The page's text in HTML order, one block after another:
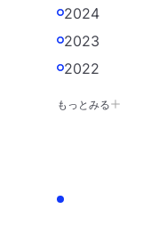
2024
2023
2022
もっとみる